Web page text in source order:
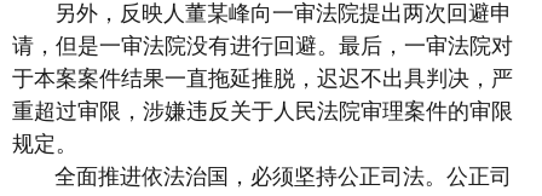
另外，反映人董某峰向一审法院提出两次回避申
请，但是一审法院没有进行回避。最后，一审法院对
于本案案件结果一直拖延推脱，迟迟不出具判决，严
重超过审限，涉嫌违反关于人民法院审理案件的审限
规定。
全面推进依法治国，必须坚持公正司法。公正司